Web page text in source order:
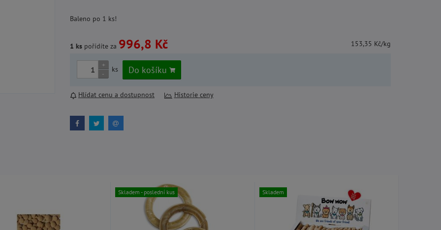
Baleno po 1 ks!
1 kspořídíte za 996,8 Kč 153,35 Kč/kg
+
-
ks Do košíku
Hlídat cenu a dostupnost Historie ceny
Skladem - poslední kus Skladem